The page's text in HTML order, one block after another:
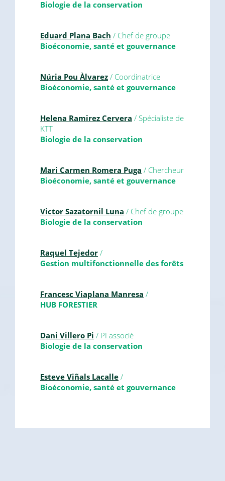
Biologie de la conservation
Eduard Plana Bach / Chef de groupe
Bioéconomie, santé et gouvernance
Núria Pou Àlvarez / Coordinatrice
Bioéconomie, santé et gouvernance
Helena Ramirez Cervera / Spécialiste de
KTT
Biologie de la conservation
Mari Carmen Romera Puga / Chercheur
Bioéconomie, santé et gouvernance
Victor Sazatornil Luna / Chef de groupe
Biologie de la conservation
Raquel Tejedor /
Gestion multifonctionnelle des forêts
Francesc Viaplana Manresa /
HUB FORESTIER
Dani Villero Pi / PI associé
Biologie de la conservation
Esteve Viñals Lacalle /
Bioéconomie, santé et gouvernance